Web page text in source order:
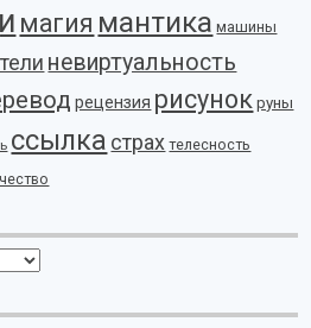
магия мантика машины
невиртуальность
рецензия рисунок руны
ссылка страх телесность